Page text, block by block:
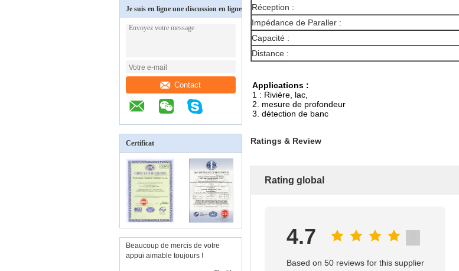
Je suis en ligne une discussion en ligne
Contact
Certificat
Beaucoup de mercis de votre
appui aimable toujours !
Réception :
Impédance de Paraller :
Capacité :
Distance :
Applications :
1 : Rivière, lac,
2. mesure de profondeur
3. détection de banc
Ratings & Review
Rating global
4.7
Based on 50 reviews for this supplier